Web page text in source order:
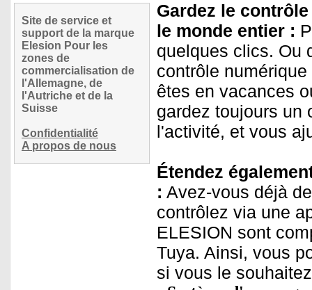
Site de service et
support de la marque
Elesion Pour les
zones de
commercialisation de
l'Allemagne, de
l'Autriche et de la
Suisse
Confidentialité
A propos de nous
Gardez le
le monde entier :
quelques clics. Ou
contrôle
êtes en vacances
gardez toujours
l'activité, et vous
Étendez
: Avez-vous déjà
contrôlez via une
ELESION sont
Tuya. Ainsi, vous
si vous le